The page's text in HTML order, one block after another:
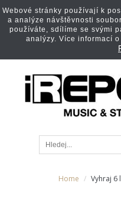
Home Vyhraj 6
Webové stránky používají k
a analýze návštěvnosti
používáte, sdílíme se svými
analýzy. Více informací